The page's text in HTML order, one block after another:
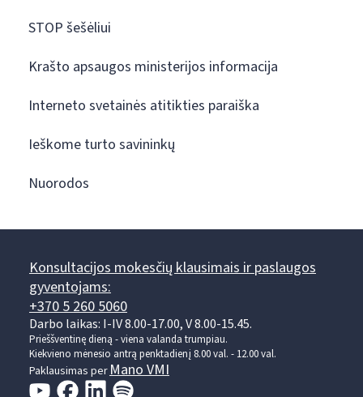
STOP šešėliui
Krašto apsaugos ministerijos informacija
Interneto svetainės atitikties paraiška
Ieškome turto savininkų
Nuorodos
Konsultacijos mokesčių klausimais ir paslaugos
gyventojams:
+370 5 260 5060
Darbo laikas: I-IV 8.00-17.00, V 8.00-15.45.
Prieššventinę dieną - viena valanda trumpiau.
Kiekvieno mėnesio antrą penktadienį 8.00 val. - 12.00 val.
Paklausimas per Mano VMI